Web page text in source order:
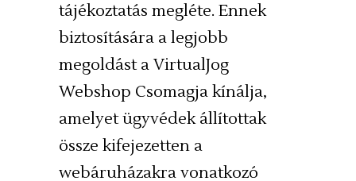
tájékoztatás megléte. Ennek
biztosítására a legjobb
megoldást aVirtualJog
Webshop Csomagjakínálja,
amelyet ügyvédek állítottak
össze kifejezetten a
webáruházakra vonatkozó